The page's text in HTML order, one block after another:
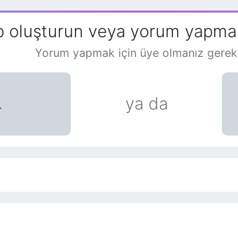
oluşturun veya yorum
Yorum yapmak için üye olmanız
ya da